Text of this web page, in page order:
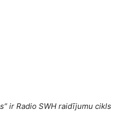
ir Radio SWH raidījumu cikls